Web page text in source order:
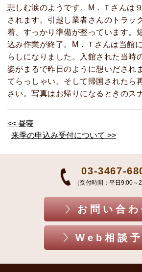
悲しむ涙のようです。M．Ｔさんは
されます。引越し業者さんのトラッ
着、すっかり準備が整っています。
込み作業が終了。M．Ｔさんは当館
らしになりました。入館された当時
姿がまるで昨日のように想いだされ
てらっしゃい。そして帰国されたら
さい。写真はお帰りになるときのス
<< 昼寝
来季の申込み受付について >>
03-3467-
（受付時間：平日9:00～
お問い合わ
Web相談